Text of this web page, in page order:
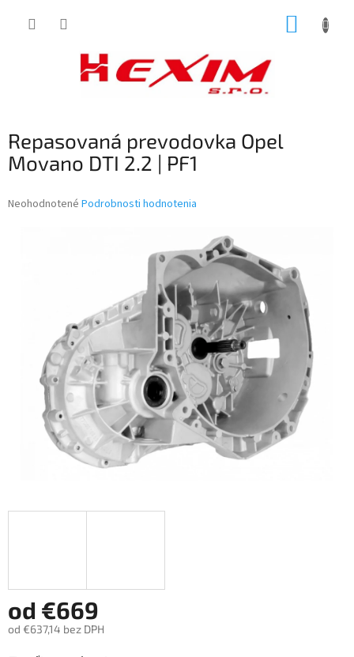
Repasovaná prevodovka Opel
Movano DTI 2.2 | PF1
Priemerné
Neohodnotené Podrobnosti hodnotenia
od €669
od €637,14 bez DPH